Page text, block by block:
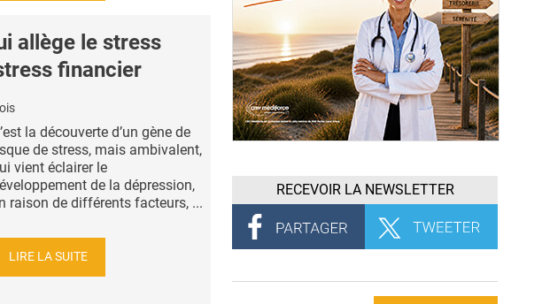
allège le stress
financier
la découverte d’un gène de
de stress, mais ambivalent,
vient éclairer le
de la dépression,
raison de différents facteurs, ...
LIRE LA SUITE
RECEVOIR LA NEWSLETTER